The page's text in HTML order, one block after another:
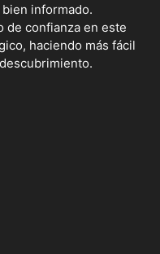
informado.
de confianza en este
haciendo más fácil